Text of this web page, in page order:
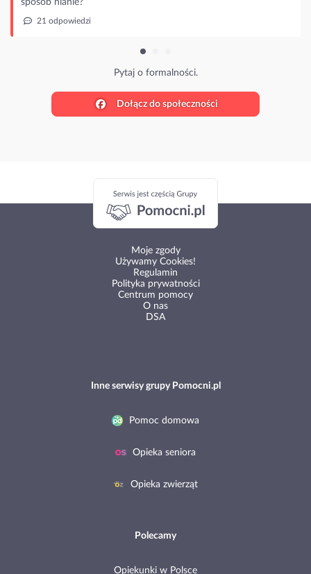
21 odpowiedzi
Pytaj o formalności.
Dołącz do społeczności
Moje zgody
Używamy Cookies!
Regulamin
Polityka prywatności
Centrum pomocy
O nas
DSA
Inne serwisy grupy Pomocni.pl
Pomoc domowa
Opieka seniora
Opieka zwierząt
Polecamy
Opiekunki w Polsce